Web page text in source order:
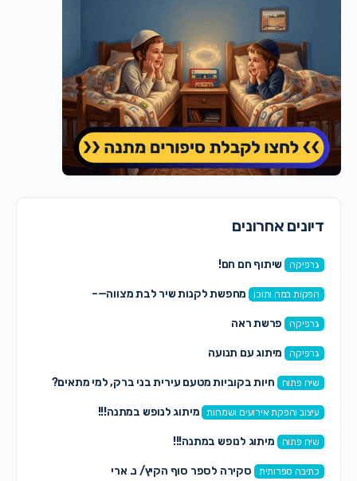
דיונים אחרונים
גרפיקה שיתוף חם חם!
הפקות במה ותוכן מחפשת לקנות שיר לבת מצווה—–
גרפיקה פרשת ראה
גרפיקה מיתוג עם תנועה
שיח פתוח חיות בקוביות מטעם עירית בני ברק, למי מתאים?
עיצוב והפקת אירועים ושמחות מיתוג לנופש במתנה!!!
שיח פתוח מיתוג לנופש במתנה!!!
כתיבה ספרותית סקירה לספר סוף הקיץ/ נ. ארי